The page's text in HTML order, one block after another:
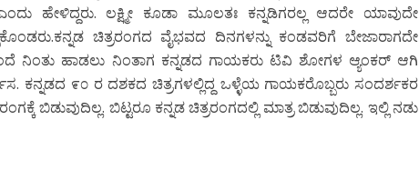
ಹೇಳಿದ್ದರು. ಲಕ್ಷ್ಮೀ ಕೂಡಾ ಮೂಲತಃ ಕನ್ನಡಿಗರಲ್ಲ ಆದರೇ ಯಾವುದೇ
ಚಿತ್ರರಂಗದ ವೈಭವದ ದಿನಗಳನ್ನು ಕಂಡವರಿಗೆ ಬೇಜಾರಾಗದೇ
ನಿಂತು ಹಾಡಲು ನಿಂತಾಗ ಕನ್ನಡದ ಗಾಯಕರು ಟಿವಿ ಶೋಗಳ ಆ್ಯಂಕರ್ ಆಗಿ
ಕನ್ನಡದ ೯೦ ರ ದಶಕದ ಚಿತ್ರಗಳಲ್ಲಿದ್ದ ಒಳ್ಳೆಯ ಗಾಯಕರೊಬ್ಬರು ಸಂದರ್ಶಕರ
ಬಿಡುವುದಿಲ್ಲ. ಬಿಟ್ಟರೂ ಕನ್ನಡ ಚಿತ್ರರಂಗದಲ್ಲಿ ಮಾತ್ರ ಬಿಡುವುದಿಲ್ಲ. ಇಲ್ಲಿ ನಡು